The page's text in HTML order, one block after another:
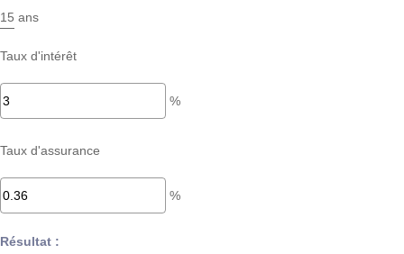
ans
Taux d'intérêt
%
Taux d'assurance
%
Résultat :